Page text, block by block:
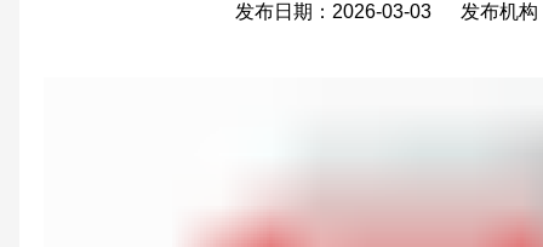
发布日期：2026-03-03 发布机构